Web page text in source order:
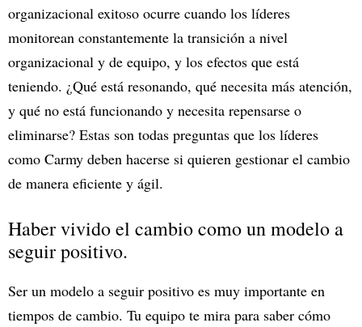
organizacional exitoso ocurre cuando los líderes
monitorean constantemente la transición a nivel
organizacional y de equipo, y los efectos que está
teniendo. ¿Qué está resonando, qué necesita más atención,
y qué no está funcionando y necesita repensarse o
eliminarse? Estas son todas preguntas que los líderes
como Carmy deben hacerse si quieren gestionar el cambio
de manera eficiente y ágil.
Haber vivido el cambio como un modelo a
seguir positivo.
Ser un modelo a seguir positivo es muy importante en
tiempos de cambio. Tu equipo te mira para saber cómo